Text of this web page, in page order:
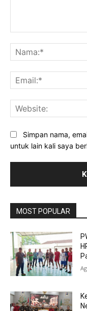
Simpan nama,
untuk lain kali saya
MOST POPULAR